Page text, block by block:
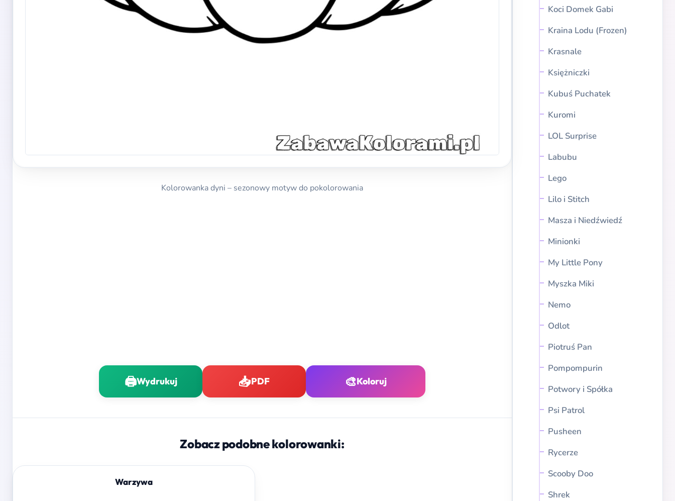
Koci Domek Gabi
Kraina Lodu (Frozen)
Krasnale
Księżniczki
Kubuś Puchatek
Kuromi
LOL Surprise
Labubu
Lego
Lilo i Stitch
Masza i Niedźwiedź
Minionki
My Little Pony
Myszka Miki
Nemo
Odlot
Piotruś Pan
Pompompurin
Potwory i Spółka
Psi Patrol
Pusheen
Rycerze
Scooby Doo
Shrek
Kolorowanka dyni – sezonowy motyw do pokolorowania
🖨️Wydrukuj 📥PDF 🎨Koloruj
Zobacz podobne kolorowanki:
Warzywa